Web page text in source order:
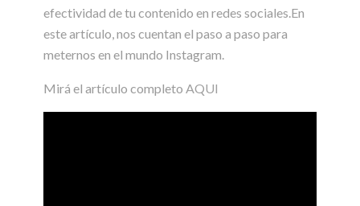
efectividad de tu contenido en redes sociales.En
este artículo, nos cuentan el paso a paso para
meternos en el mundo Instagram.
Mirá el artículo completo AQUI